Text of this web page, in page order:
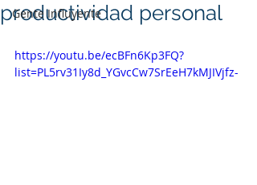
Gente Influyente
productividad personal
https://youtu.be/ecBFn6Kp3FQ?
list=PL5rv31Iy8d_YGvcCw7SrEeH7kMJIVjfz-